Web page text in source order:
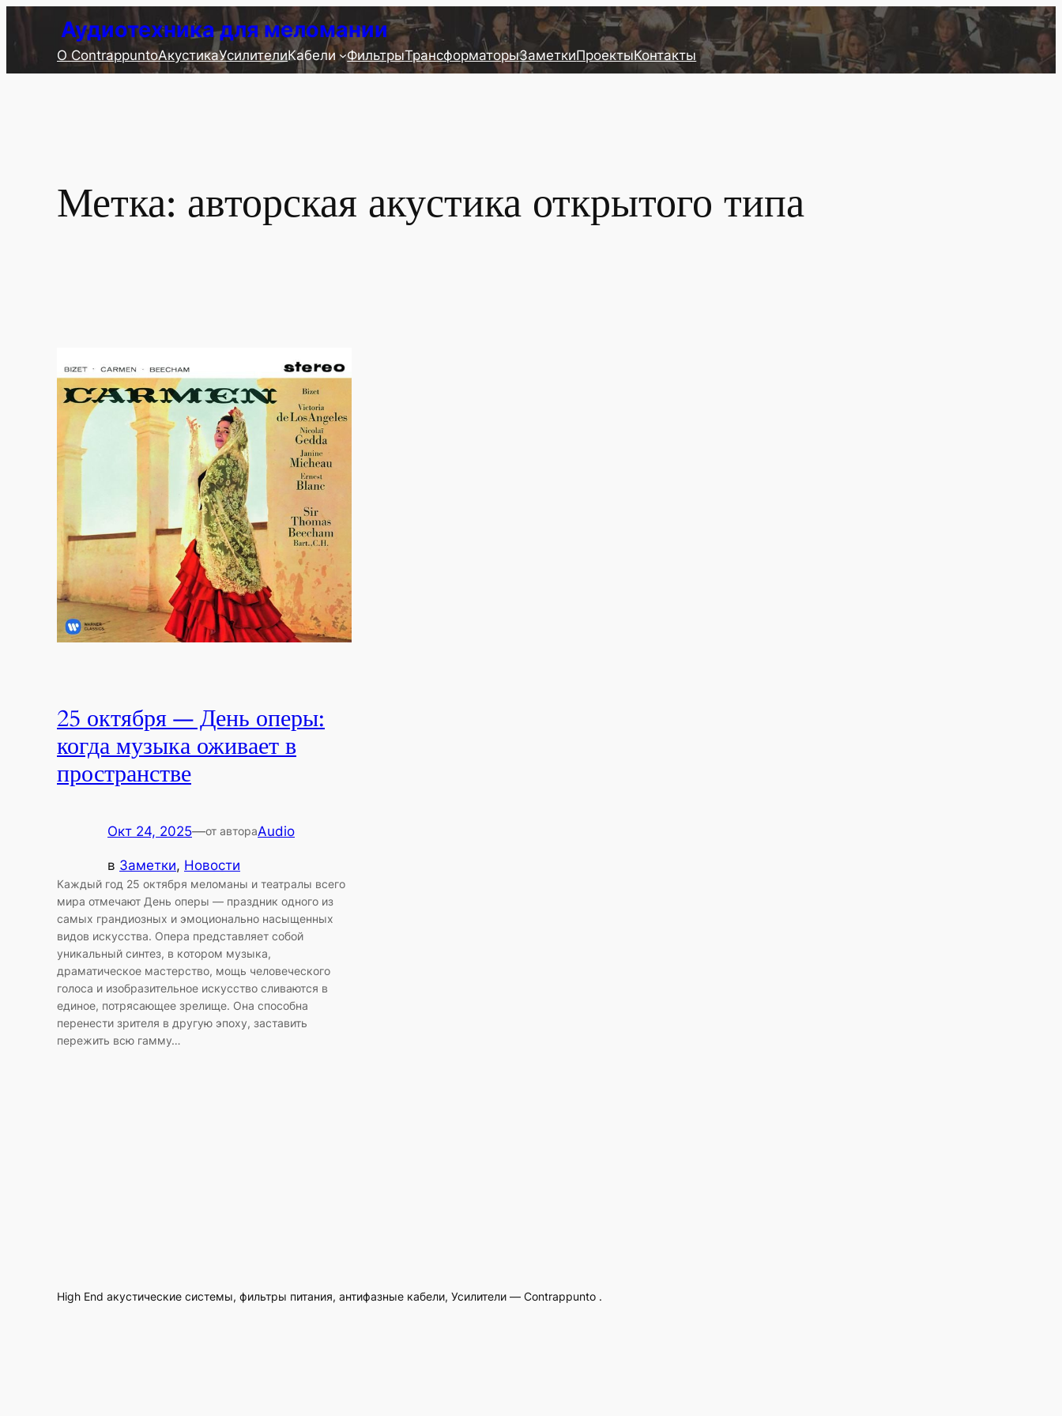
Перейти
содержимому
Аудиотехника для меломании
О ContrappuntoАкустикаУсилителиКабели ФильтрыТрансформаторыЗаметкиПроектыКонтакты
Метка: авторская акустика открытого типа
25 октября — День оперы:
когда музыка оживает в
пространстве
Окт 24, 2025—от автораAudio
в Заметки, Новости
Каждый год 25 октября меломаны и театралы всего
мира отмечают День оперы — праздник одного из
самых грандиозных и эмоционально насыщенных
видов искусства. Опера представляет собой
уникальный синтез, в котором музыка,
драматическое мастерство, мощь человеческого
голоса и изобразительное искусство сливаются в
единое, потрясающее зрелище. Она способна
перенести зрителя в другую эпоху, заставить
пережить всю гамму…
High End акустические системы, фильтры питания, антифазные кабели, Усилители — Contrappunto .